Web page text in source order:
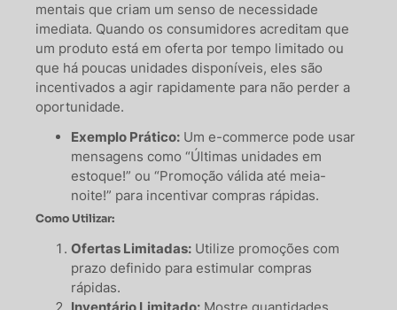
mentais que criam um senso de necessidade
imediata. Quando os consumidores acreditam que
um produto está em oferta por tempo limitado ou
que há poucas unidades disponíveis, eles são
incentivados a agir rapidamente para não perder a
oportunidade.
Exemplo Prático: Um e-commerce pode usar
mensagens como “Últimas unidades em
estoque!” ou “Promoção válida até meia-
noite!” para incentivar compras rápidas.
Como Utilizar:
Ofertas Limitadas: Utilize promoções com
prazo definido para estimular compras
rápidas.
Inventário Limitado: Mostre quantidades